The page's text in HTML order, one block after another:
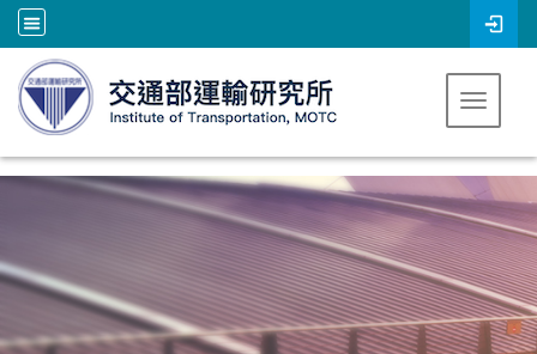
跳到主要內容
Toggle